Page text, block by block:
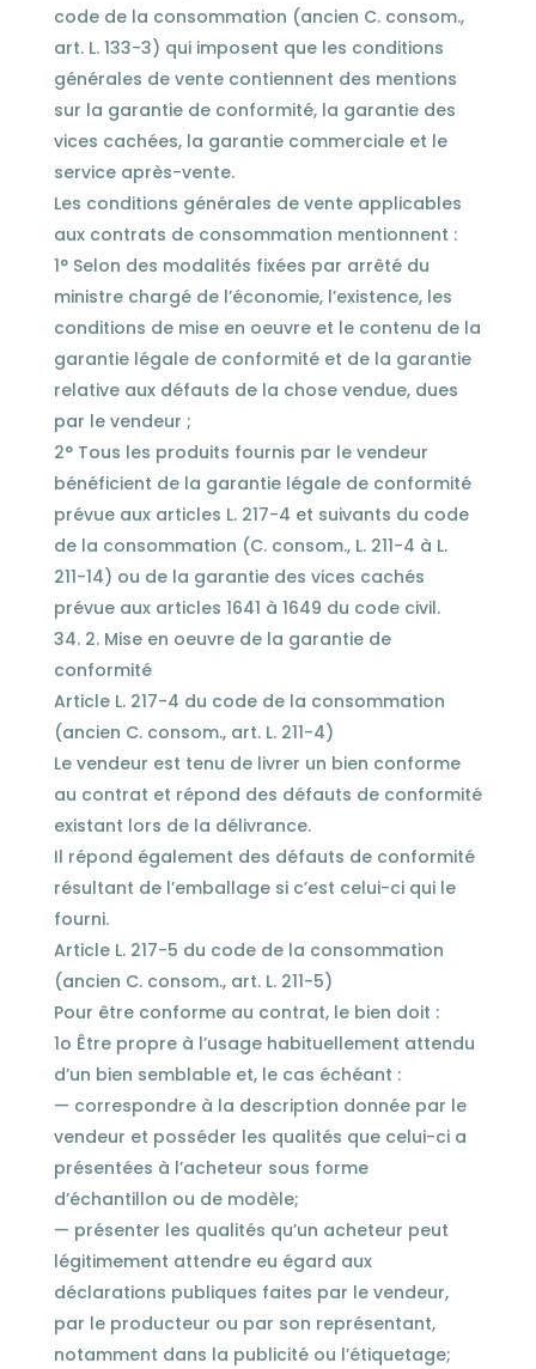
code de la consommation (ancien C. consom.,
art. L. 133-3) qui imposent que les conditions
générales de vente contiennent des mentions
sur la garantie de conformité, la garantie des
vices cachées, la garantie commerciale et le
service après-vente.
Les conditions générales de vente applicables
aux contrats de consommation mentionnent :
1° Selon des modalités fixées par arrêté du
ministre chargé de l’économie, l’existence, les
conditions de mise en oeuvre et le contenu de la
garantie légale de conformité et de la garantie
relative aux défauts de la chose vendue, dues
par le vendeur ;
2° Tous les produits fournis par le vendeur
bénéficient de la garantie légale de conformité
prévue aux articles L. 217-4 et suivants du code
de la consommation (C. consom., L. 211-4 à L.
211-14) ou de la garantie des vices cachés
prévue aux articles 1641 à 1649 du code civil.
2. Mise en oeuvre de la garantie de
conformité
Article L. 217-4 du code de la consommation
(ancien C. consom., art. L. 211-4)
Le vendeur est tenu de livrer un bien conforme
au contrat et répond des défauts de conformité
existant lors de la délivrance.
Il répond également des défauts de conformité
résultant de l’emballage si c’est celui-ci qui le
fourni.
Article L. 217-5 du code de la consommation
(ancien C. consom., art. L. 211-5)
Pour être conforme au contrat, le bien doit :
1o Être propre à l’usage habituellement attendu
d’un bien semblable et, le cas échéant :
— correspondre à la description donnée par le
vendeur et posséder les qualités que celui-ci a
présentées à l’acheteur sous forme
d’échantillon ou de modèle;
— présenter les qualités qu’un acheteur peut
légitimement attendre eu égard aux
déclarations publiques faites par le vendeur,
par le producteur ou par son représentant,
notamment dans la publicité ou l’étiquetage;